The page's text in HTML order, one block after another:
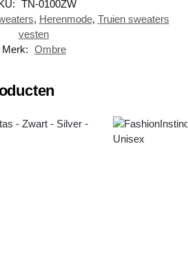
TN-0100ZW
, Herenmode, Truien sweaters
vesten
Merk: Ombre